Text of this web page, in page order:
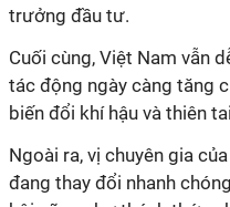
trưởng đầu tư.
Cuối cùng, Việt Nam vẫn
tác động ngày càng tăng
biến đổi khí hậu và thiên
Ngoài ra, vị chuyên gia
đang thay đổi nhanh